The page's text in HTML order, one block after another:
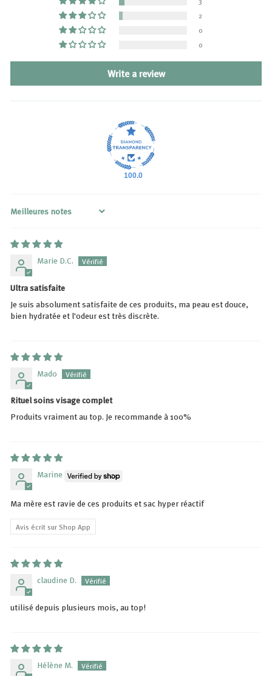
2
0
0
Write a review
100.0
Sort by
Marie D.C.
Ultra satisfaite
Je suis absolument satisfaite de ces produits, ma peau est douce,
bien hydratée et l'odeur est très discrète.
Mado
Rituel soins visage complet
Produits vraiment au top. Je recommande à 100%
Marine
Ma mère est ravie de ces produits et sac hyper réactif
Avis écrit sur Shop App
claudine D.
utilisé depuis plusieurs mois, au top!
Hélène M.